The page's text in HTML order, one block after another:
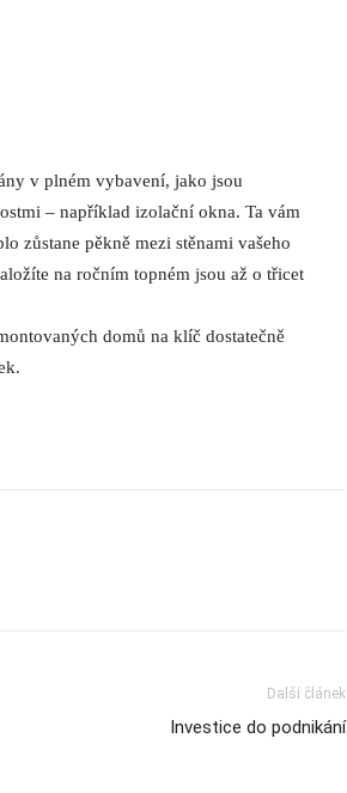
v plném vybavení, jako jsou
– například izolační okna. Ta vám
zůstane pěkně mezi stěnami vašeho
na ročním topném jsou až o třicet
domů na klíč dostatečně
Další článek
Investice do podnikání